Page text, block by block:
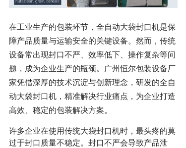
在工业生产的包装环节，全自动大袋封口机是保
障产品质量与运输安全的关键设备。然而，传统
设备常出现封口不严、效率低下、操作复杂等问
题，成为企业生产的瓶颈。广州恒尔包装设备厂
家凭借深厚的技术沉淀与创新理念，研发的全自
动大袋封口机，精准解决行业痛点，为企业打造
高效、稳定的包装解决方案。
许多企业在使用传统大袋封口机时，最头疼的莫
过于封口质量不稳定。封口不严会导致产品泄